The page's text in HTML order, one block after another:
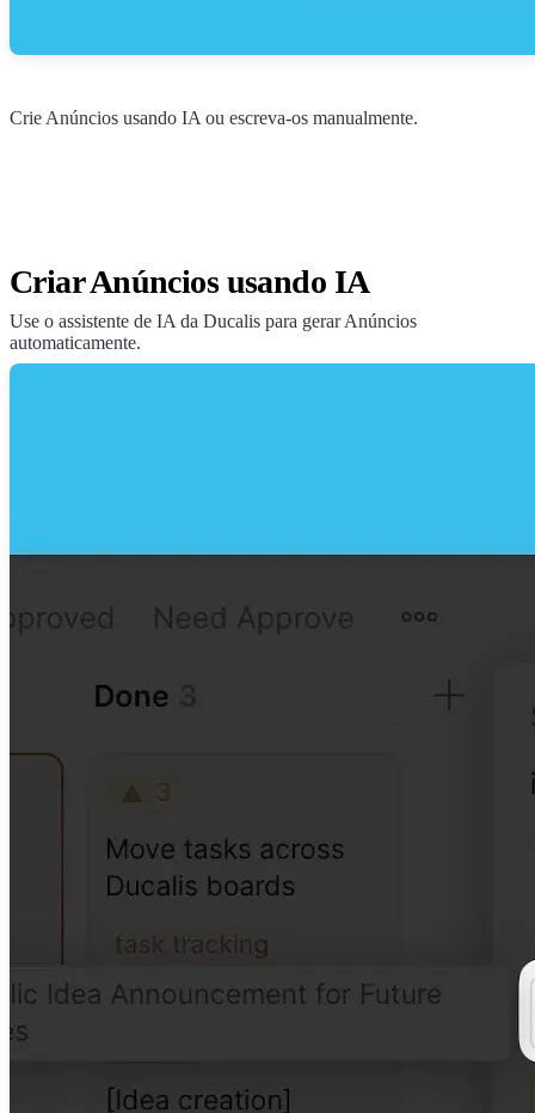
Crie Anúncios usando IA ou escreva-os manualmente.
Criar Anúncios usando IA
Use o assistente de IA da Ducalis para gerar Anúncios
automaticamente.